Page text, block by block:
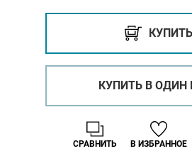
КУПИТЬ
КУПИТЬ В ОДИН
В ИЗБРАННОЕ
СРАВНИТЬ